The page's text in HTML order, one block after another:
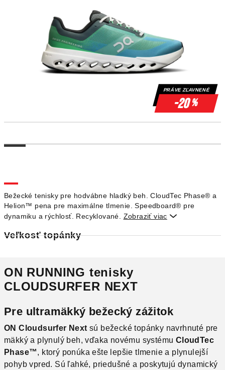
Bežecké tenisky pre hodvábne hladký beh. CloudTec Phase® a
Helion™ pena pre maximálne tlmenie. Speedboard® pre
dynamiku a rýchlosť. Recyklované.
Zobraziť viac 
Veľkosť topánky
PRÁVE ZĽAVNENÉ
-20%
ON RUNNING tenisky
CLOUDSURFER NEXT
Pre ultramäkký bežecký zážitok
ON Cloudsurfer Next sú bežecké topánky navrhnuté pre
mäkký a plynulý beh, vďaka novému systému CloudTec
Phase™, ktorý ponúka ešte lepšie tlmenie a plynulejší
pohyb vpred. Sú ľahké, priedušné a poskytujú dynamický